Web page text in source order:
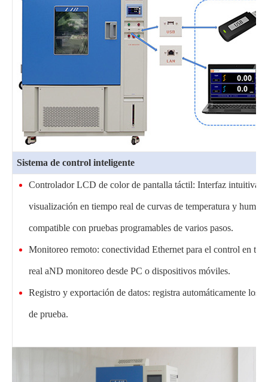
Sistema de control inteligente
Controlador LCD de color de pantalla táctil: Interfaz intuitiva
visualización en tiempo real de curvas de temperatura y
compatible con pruebas programables de varios pasos.
Monitoreo remoto: conectividad Ethernet para el control en
real aND monitoreo desde PC o dispositivos móviles.
Registro y exportación de datos: registra automáticamente los
de prueba.